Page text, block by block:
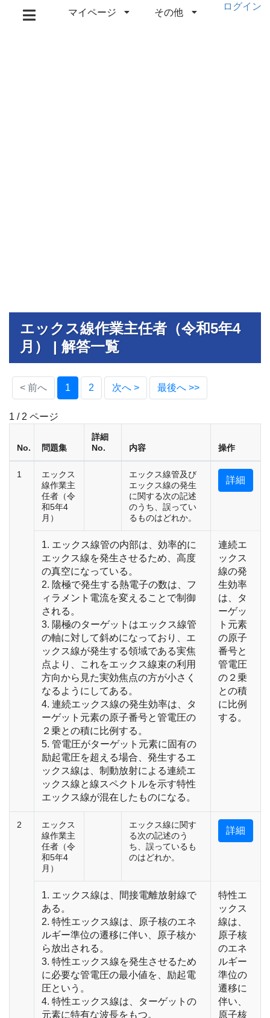
マイページ その他
ログイン
エックス線作業主任者（令和5年4
月） | 解答一覧
< 前へ 1 (current)
2 次へ > 最後へ >>
1 / 2 ページ
No. 問題集
詳細
No.
内容 操作
1
エックス
線作業主
任者（令
和5年4
月）
エックス線管及び
エックス線の発生
に関する次の記述
のうち、誤ってい
るものはどれか。
詳細
1. エックス線管の内部は、効率的に
エックス線を発生させるため、高度
の真空になっている。
2. 陰極で発生する熱電子の数は、フ
ィラメント電流を変えることで制御
される。
3. 陽極のターゲットはエックス線管
の軸に対して斜めになっており、エ
ックス線が発生する領域である実焦
点より、これをエックス線束の利用
方向から見た実効焦点の方が小さく
なるようにしてある。
4. 連続エックス線の発生効率は、タ
ーゲット元素の原子番号と管電圧の
２乗との積に比例する。
5. 管電圧がターゲット元素に固有の
励起電圧を超える場合、発生するエ
ックス線は、制動放射による連続エ
ックス線と線スペクトルを示す特性
エックス線が混在したものになる。
連続エ
ックス
線の発
生効率
は、タ
ーゲッ
ト元素
の原子
番号と
管電圧
の２乗
との積
に比例
する。
2
エックス
線作業主
任者（令
和5年4
月）
エックス線に関す
る次の記述のう
ち、誤っているも
のはどれか。
詳細
1. エックス線は、間接電離放射線で
ある。
2. 特性エックス線は、原子核のエネ
ルギー準位の遷移に伴い、原子核か
ら放出される。
3. 特性エックス線を発生させるため
に必要な管電圧の最小値を、励起電
圧という。
4. 特性エックス線は、ターゲットの
元素に特有な波長をもつ。
特性エ
ックス
線は、
原子核
のエネ
ルギー
準位の
遷移に
伴い、
原子核